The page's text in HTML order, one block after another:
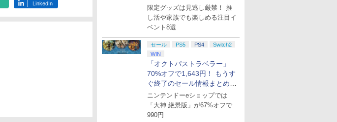
集】
限定グッズは見逃し厳禁！ 推
し活や家族でも楽しめる注目イ
ベント8選
セール PS5 PS4
Switch2
WIN
「オクトパストラベラー」
70%オフで1,643円！ もうす
ぐ終了のセール情報まとめ
【8月8日更新】
ニンテンドーeショップでは
「大神 絶景版」が67%オフで
990円
LinkedIn